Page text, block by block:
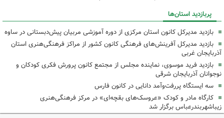
پربازدید استان‌ها
بازدید مدیرکل کانون استان مرکزی از دوره آموزشی مربیان پیش‌دبستانی در ساوه
بازدید مدیرکل آفرینش‌های فرهنگی کانون کشور از مراکز فرهنگی‌هنری استان
آذربایجان غربی
بازدید فرید موسوی، نماینده مجلس از مجتمع کانون پرورش فکری کودکان و
نوجوانان آذربایجان شرقی
سه ایستگاه پررفت‌وآمد دانایی در کانون فارس
کارگاه مادر و کودک «عروسک‌های بقچه‌ای» در مرکز فرهنگی‌هنری
زیباشهربندرعباس برگزار شد